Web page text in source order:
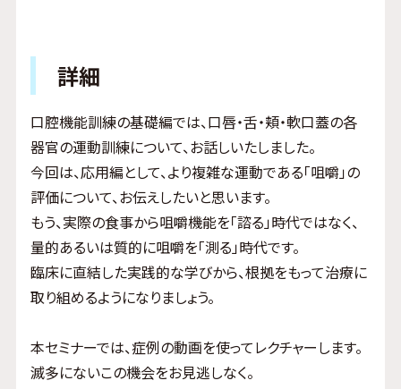
詳細
口腔機能訓練の基礎編では、口唇・舌・頬・軟口蓋の各
器官の運動訓練について、お話しいたしました。
今回は、応用編として、より複雑な運動である「咀嚼」の
評価について、お伝えしたいと思います。
もう、実際の食事から咀嚼機能を「諮る」時代ではなく、
量的あるいは質的に咀嚼を「測る」時代です。
臨床に直結した実践的な学びから、根拠をもって治療に
取り組めるようになりましょう。
本セミナーでは、症例の動画を使ってレクチャーします。
滅多にないこの機会をお見逃しなく。